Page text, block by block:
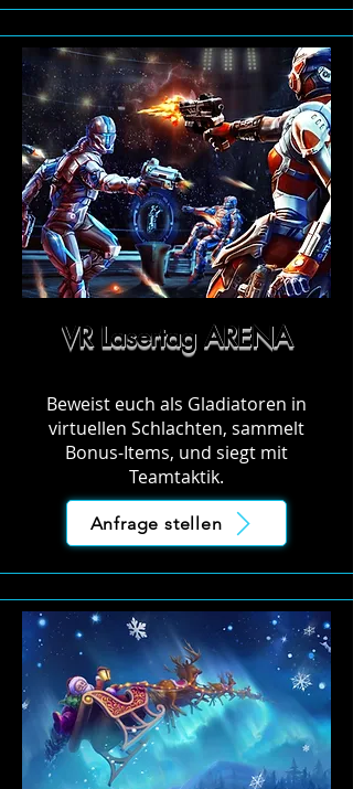
VR Lasertag ARENA
Beweist euch als Gladiatoren in
virtuellen Schlachten, sammelt
Bonus-Items, und siegt mit
Teamtaktik.
Anfrage stellen